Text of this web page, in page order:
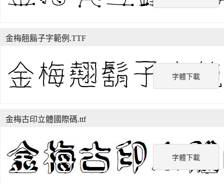
字體下載
金梅翹鬍子字範例.TTF
字體下載
金梅古印立體國際碼.ttf